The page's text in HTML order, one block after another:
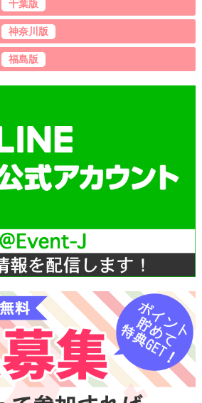
千葉版
神奈川版
福島版